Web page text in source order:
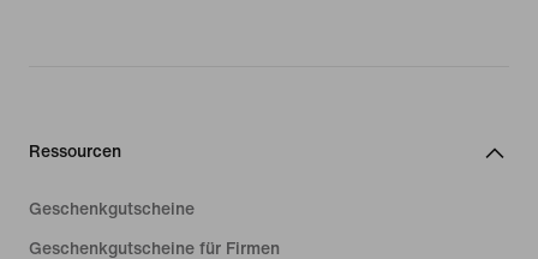
Ressourcen
Geschenkgutscheine
Geschenkgutscheine für Firmen